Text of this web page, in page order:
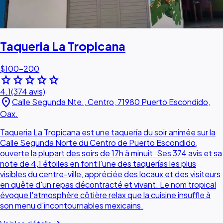
Taqueria La Tropicana
$100–200
starstarstarstarstar
4.1(374 avis)
location_onCalle Segunda Nte., Centro, 71980 Puerto Escondido,
Oax.
Taqueria La Tropicana est une taquería du soir animée sur la
Calle Segunda Norte du Centro de Puerto Escondido,
ouverte la plupart des soirs de 17h à minuit. Ses 374 avis et sa
note de 4,1 étoiles en font l'une des taquerías les plus
visibles du centre-ville, appréciée des locaux et des visiteurs
en quête d'un repas décontracté et vivant. Le nom tropical
évoque l'atmosphère côtière relax que la cuisine insuffle à
son menu d'incontournables mexicains.